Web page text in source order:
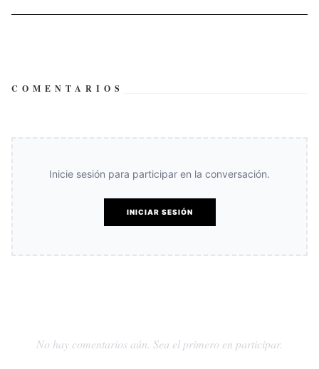
COMENTARIOS
Inicie sesión para participar en la conversación.
INICIAR SESIÓN
No hay comentarios aún. Sea el primero en participar.